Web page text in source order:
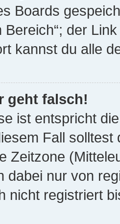
Boards
Bereich“; der
kannst du alle
geht falsch!
ist entspricht
Fall solltest
Zeitzone
dabei nur von
nicht registriert